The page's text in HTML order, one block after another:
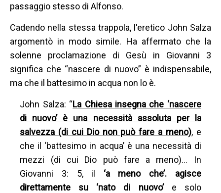
passaggio stesso di Alfonso.
Cadendo nella stessa trappola, l'eretico John Salza
argomentò in modo simile. Ha affermato che la
solenne proclamazione di Gesù in Giovanni 3
significa che “nascere di nuovo” è indispensabile,
ma che il battesimo in acqua non lo è.
John Salza: “La Chiesa insegna che ‘nascere
di nuovo’ è una necessità assoluta per la
salvezza (di cui Dio non può fare a meno), e
che il ‘battesimo in acqua’ è una necessità di
mezzi (di cui Dio può fare a meno)… In
Giovanni 3: 5, il ‘a meno che’. agisce
direttamente su ‘nato di nuovo’e solo